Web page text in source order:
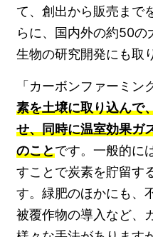
て、創出から販売まで
らに、国内外の約50の
生物の研究開発にも取
「カーボンファーミン
素を土壌に取り込んで
せ、同時に温室効果ガ
のことです。一般的に
すことで炭素を貯留す
す。緑肥のほかにも、
被覆作物の導入など、